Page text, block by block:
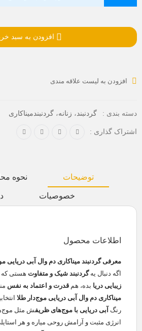
افزودن به سبد
افزودن به لیست علاقه مندی
دسته بندی : گردنبند ، زنانه، گردنبندمیناکاری
اشتراک گذاری :
توضیحات نحوه
خصوصیات
اطلاعات محصول
معرفی گردنبند میناکاری دم وال آبی دریایی
اگه دنبال یهگردنبند شیک و متفاوت هستی
زیبایی دریا بده، هم قدرت و اعتماد به نفس
میناکاری دم وال آبی دریایی موج‌دار طلا
رنگ آبی دریایی با موج‌های ظریفش مثل
انرژی مثبت و آرامش روحی میاره و هر